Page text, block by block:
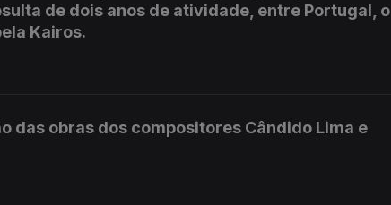
de dois anos de atividade, entre Portugal, o
Kairos.
das obras dos compositores Cândido Lima e